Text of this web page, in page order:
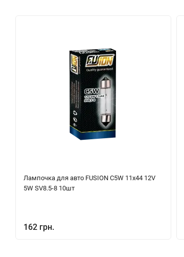
Лампочка для авто FUSION C5W 11x44 12V
5W SV8.5-8 10шт
162 грн.